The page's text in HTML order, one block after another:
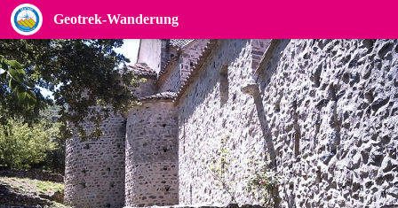
Geotrek-WanderungOT Laroque